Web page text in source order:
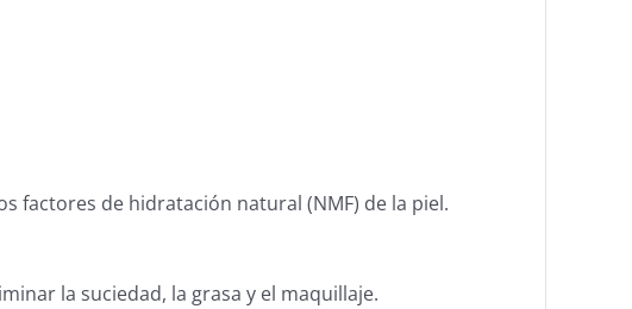
factores de hidratación natural (NMF) de la piel.
la suciedad, la grasa y el maquillaje.